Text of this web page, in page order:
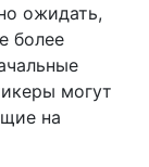
ожидать,
более
могут
на